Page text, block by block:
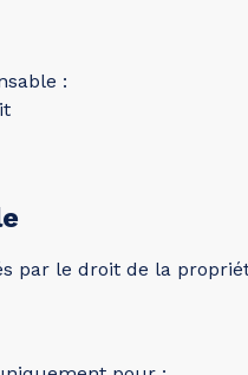
:
par le droit de la